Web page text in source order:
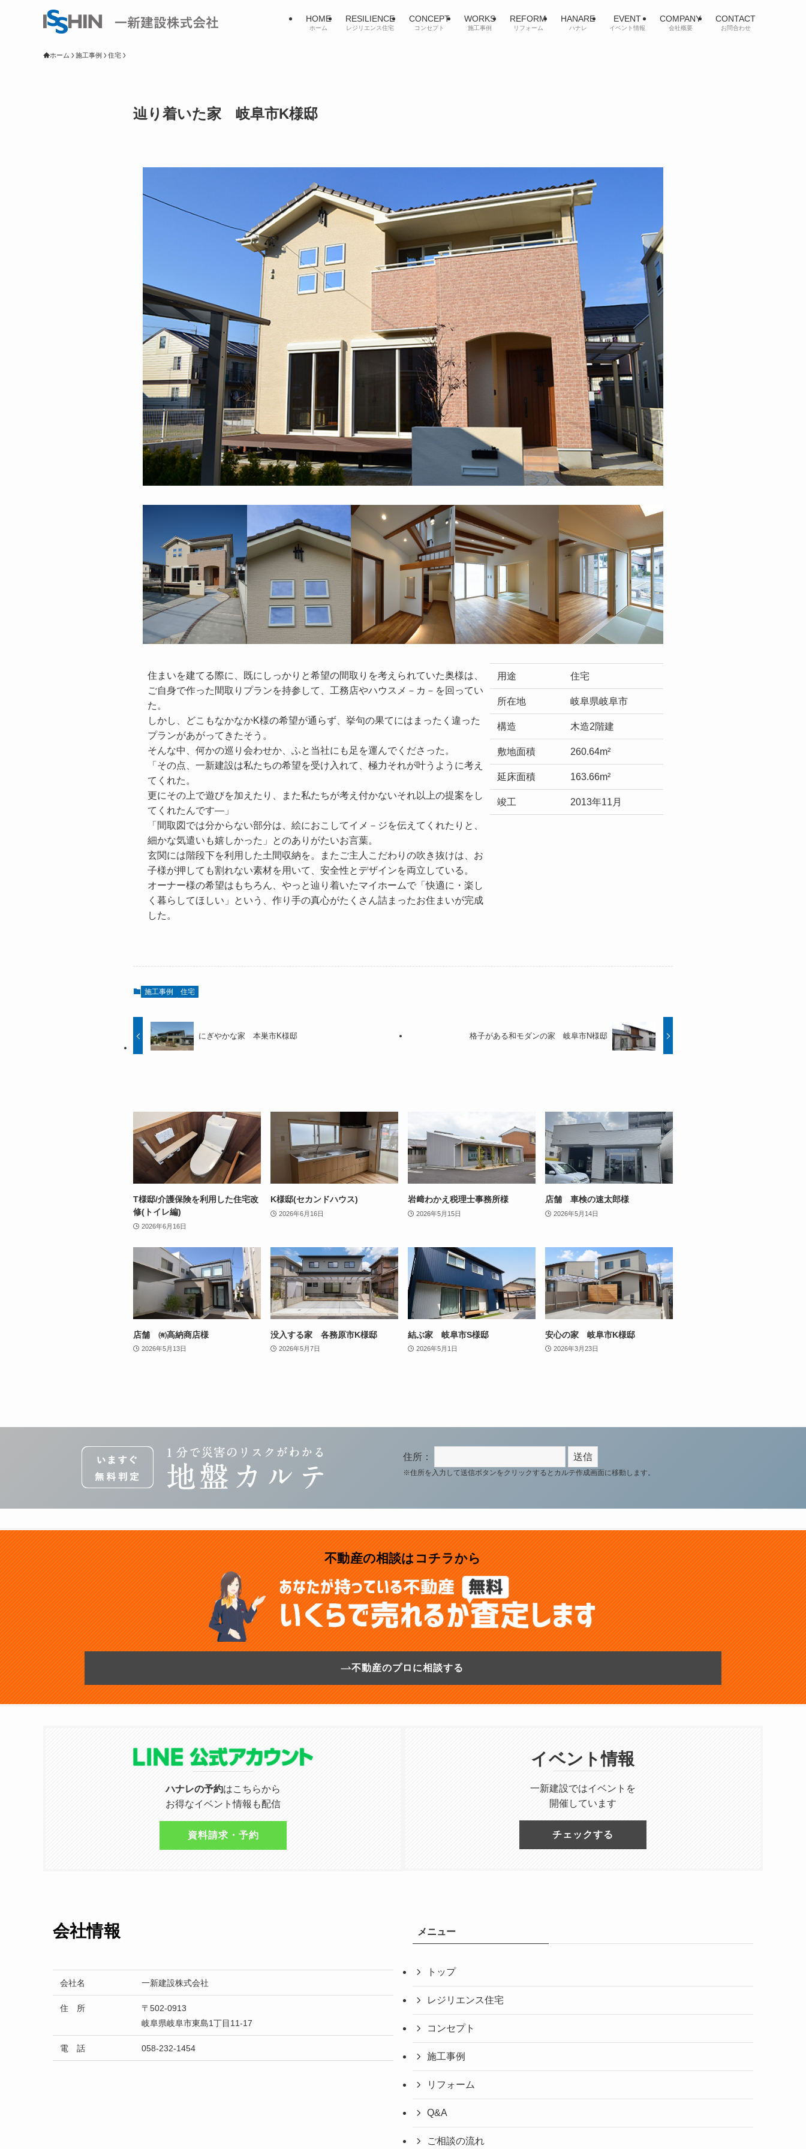
HOME
ホーム
RESILIENCE
レジリエンス住宅
CONCEPT
コンセプト
WORKS
施工事例
REFORM
リフォーム
HANARE
ハナレ
EVENT
イベント情報
COMPANY
会社概要
CONTACT
お問合わせ
ホーム 施工事例 住宅
辿り着いた家 岐阜市K様邸
住まいを建てる際に、既にしっかりと希望の間取りを考えられていた奥様は、
ご自身で作った間取りプランを持参して、工務店やハウスメ－カ－を回ってい
た。
しかし、どこもなかなかK様の希望が通らず、挙句の果てにはまったく違った
プランがあがってきたそう。
そんな中、何かの巡り会わせか、ふと当社にも足を運んでくださった。
「その点、一新建設は私たちの希望を受け入れて、極力それが叶うように考え
てくれた。
更にその上で遊びを加えたり、また私たちが考え付かないそれ以上の提案をし
てくれたんです―」
「間取図では分からない部分は、絵におこしてイメ－ジを伝えてくれたりと、
細かな気遣いも嬉しかった」とのありがたいお言葉。
玄関には階段下を利用した土間収納を。またご主人こだわりの吹き抜けは、お
子様が押しても割れない素材を用いて、安全性とデザインを両立している。
オーナー様の希望はもちろん、やっと辿り着いたマイホームで「快適に・楽し
く暮らしてほしい」という、作り手の真心がたくさん詰まったお住まいが完成
した。
用途 住宅
所在地 岐阜県岐阜市
構造 木造2階建
敷地面積 260.64m²
延床面積 163.66m²
竣工 2013年11月
施工事例 住宅
にぎやかな家 本巣市K様邸 格子がある和モダンの家 岐阜市N様邸
T様邸/介護保険を利用した住宅改
修(トイレ編)
2026年6月16日
K様邸(セカンドハウス)
2026年6月16日
岩﨑わかえ税理士事務所様
2026年5月15日
店舗 車検の速太郎様
2026年5月14日
店舗 ㈲高納商店様
2026年5月13日
没入する家 各務原市K様邸
2026年5月7日
結ぶ家 岐阜市S様邸
2026年5月1日
安心の家 岐阜市K様邸
2026年3月23日
住所：
※住所を入力して送信ボタンをクリックするとカルテ作成画面に移動します。
不動産の相談はコチラから
不動産のプロに相談する
ハナレの予約はこちらから
お得なイベント情報も配信
資料請求・予約
イベント情報
一新建設ではイベントを
開催しています
チェックする
会社情報
会社名 一新建設株式会社
住 所
〒502-0913
岐阜県岐阜市東島1丁目11-17
電 話 058-232-1454
メニュー
トップ
レジリエンス住宅
コンセプト
施工事例
リフォーム
Q&A
ご相談の流れ